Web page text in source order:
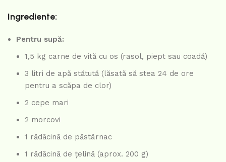
Ingrediente:
Pentru supă:
1,5 kg carne de vită cu os (rasol, piept sau coadă)
3 litri de apă stătută (lăsată să stea 24 de ore
pentru a scăpa de clor)
2 cepe mari
2 morcovi
1 rădăcină de păstârnac
1 rădăcină de țelină (aprox. 200 g)